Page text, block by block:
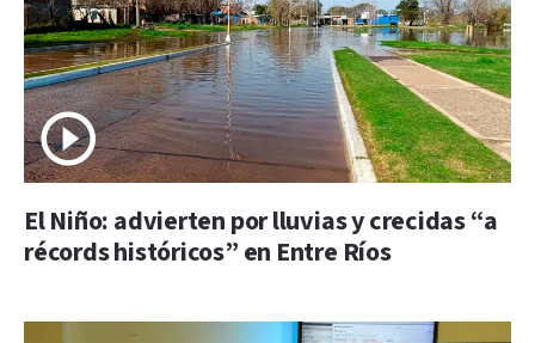
El Niño: advierten por lluvias y crecidas “a
récords históricos” en Entre Ríos